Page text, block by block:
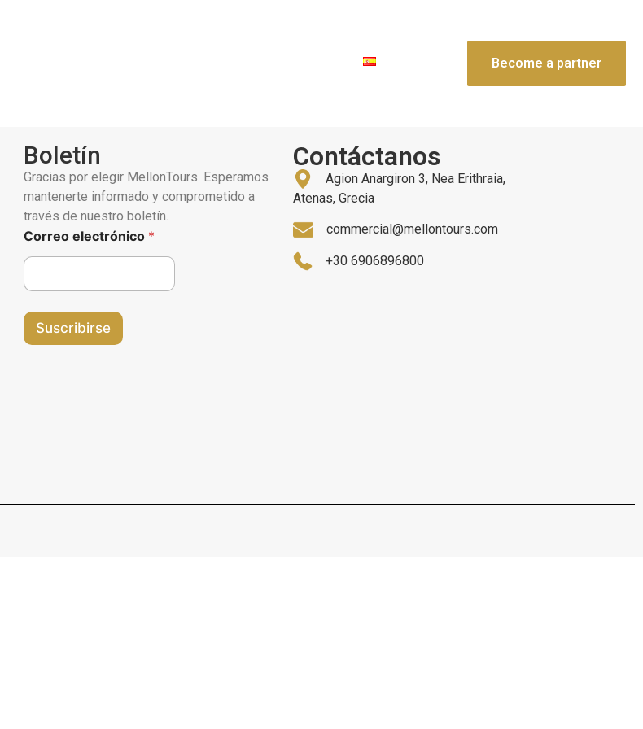
Become a partner
Boletín
Gracias por elegir MellonTours. Esperamos
mantenerte informado y comprometido a
través de nuestro boletín.
Correo electrónico *
Suscribirse
Contáctanos
Agion Anargiron 3, Nea Erithraia,
Atenas, Grecia
commercial@mellontours.com
+30 6906896800